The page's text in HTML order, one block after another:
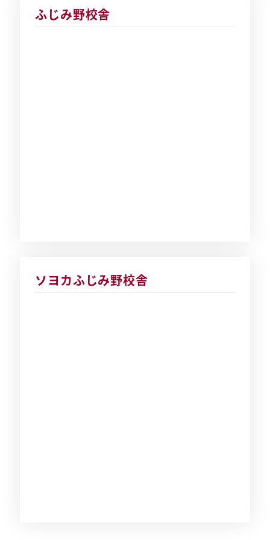
ふじみ野校舎
ソヨカふじみ野校舎